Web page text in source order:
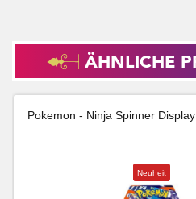
ÄHNLICHE
Pokemon - Ninja Spinner
Neuheit